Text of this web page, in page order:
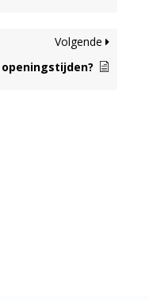
Volgende